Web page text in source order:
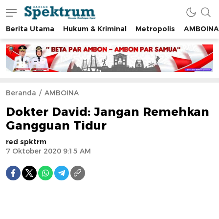
spektrumonline.com
Berita Utama Hukum & Kriminal Metropolis AMBOINA
Beranda AMBOINA
Dokter David: Jangan Remehkan
Gangguan Tidur
red spktrm
7 Oktober 2020 9:15 AM